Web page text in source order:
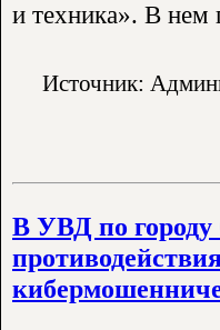
и техника». В нем
Источник:
В УВД по